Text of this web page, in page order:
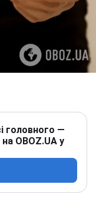
головного —
OBOZ.UA у